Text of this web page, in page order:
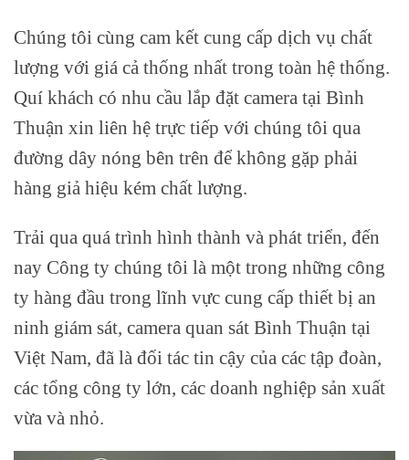
Chúng tôi cùng cam kết cung cấp dịch vụ chất
lượng với giá cả thống nhất trong toàn hệ thống.
Quí khách có nhu cầu lắp đặt camera tại Bình
Thuận xin liên hệ trực tiếp với chúng tôi qua
đường dây nóng bên trên để không gặp phải
hàng giả hiệu kém chất lượng.
Trải qua quá trình hình thành và phát triển, đến
nay Công ty chúng tôi là một trong những công
ty hàng đầu trong lĩnh vực cung cấp thiết bị an
ninh giám sát, camera quan sát Bình Thuận tại
Việt Nam, đã là đối tác tin cậy của các tập đoàn,
các tổng công ty lớn, các doanh nghiệp sản xuất
vừa và nhỏ.